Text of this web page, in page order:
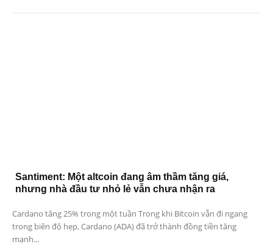
Santiment: Một altcoin đang âm thầm tăng giá,
nhưng nhà đầu tư nhỏ lẻ vẫn chưa nhận ra
Cardano tăng 25% trong một tuần Trong khi Bitcoin vẫn đi ngang
trong biên độ hẹp, Cardano (ADA) đã trở thành đồng tiền tăng
mạnh...